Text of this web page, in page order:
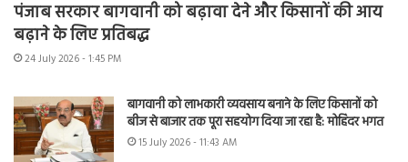
पंजाब सरकार बागवानी को बढ़ावा देने और किसानों की आय
बढ़ाने के लिए प्रतिबद्ध
24 July 2026 - 1:45 PM
बागवानी को लाभकारी व्यवसाय बनाने के लिए किसानों को
बीज से बाजार तक पूरा सहयोग दिया जा रहा है: मोहिंदर भगत
15 July 2026 - 11:43 AM